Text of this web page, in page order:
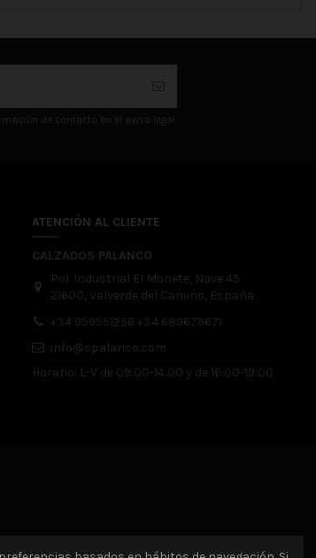
de contacto en el aviso legal.
ATENCIÓN AL CLIENTE
CALZADOS PALANCO
Pol. Industrial El Monete, Nave 45
21600, Valverde del Camino, España
+34 959551256 +34 689679671
info@cpalanco.com
Horario: L-V de 09:00-14:00 y de 16:00-19:00.